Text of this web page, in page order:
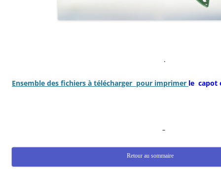
.
Ensemble des fichiers à télécharger pour imprimer le capot
–
Retour au sommaire